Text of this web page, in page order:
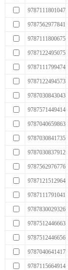
9787111801047
9787562977841
9787111800675
9787122495075
9787111799474
9787122494573
9787030843043
9787571449414
9787040659863
9787030841735
9787030837912
9787562976776
9787121512964
9787111791041
9787830029326
9787512446663
9787512446656
9787040641417
9787115664914